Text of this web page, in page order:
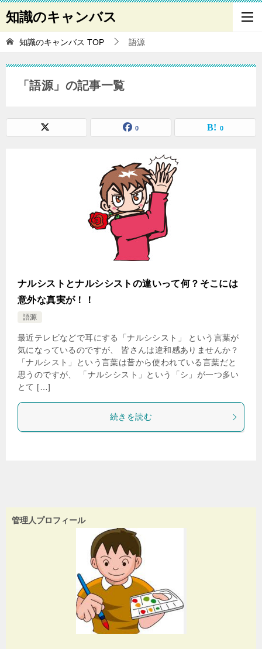
知識のキャンバス
知識のキャンバス TOP 語源
「語源」の記事一覧
0 0
ナルシストとナルシシストの違いって何？そこには
意外な真実が！！
語源
最近テレビなどで耳にする「ナルシシスト」 という言葉が
気になっているのですが、 皆さんは違和感ありませんか？
「ナルシスト」という言葉は昔から使われている言葉だと
思うのですが、 「ナルシシスト」という「シ」が一つ多い
とて […]
続きを読む
管理人プロフィール